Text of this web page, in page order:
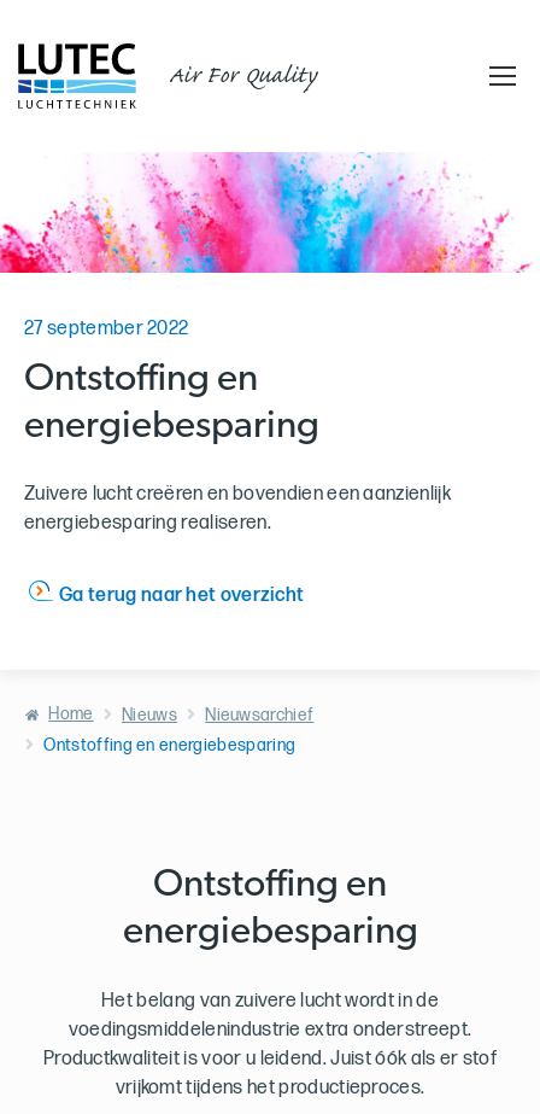
Air For Quality
27 september 2022
Ontstoffing en
energiebesparing
Zuivere lucht creëren en bovendien een aanzienlijk
energiebesparing realiseren.
Ga terug naar het overzicht
Home Nieuws
Nieuwsarchief
Ontstoffing en energiebesparing
Ontstoffing en
energiebesparing
Het belang van zuivere lucht wordt in de
voedingsmiddelenindustrie extra onderstreept.
Productkwaliteit is voor u leidend. Juist óók als er stof
vrijkomt tijdens het productieproces.